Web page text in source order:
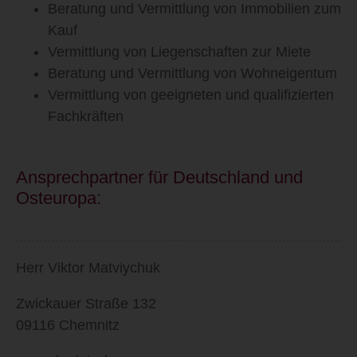
Beratung und Vermittlung von Immobilien zum
Kauf
Vermittlung von Liegenschaften zur Miete
Beratung und Vermittlung von Wohneigentum
Vermittlung von geeigneten und qualifizierten
Fachkräften
Ansprechpartner für Deutschland und
Osteuropa:
Herr Viktor Matviychuk
Zwickauer Straße 132
09116 Chemnitz